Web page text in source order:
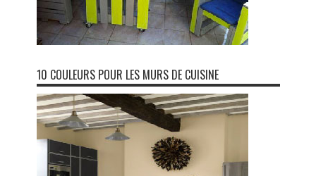
10 COULEURS POUR LES MURS DE CUISINE